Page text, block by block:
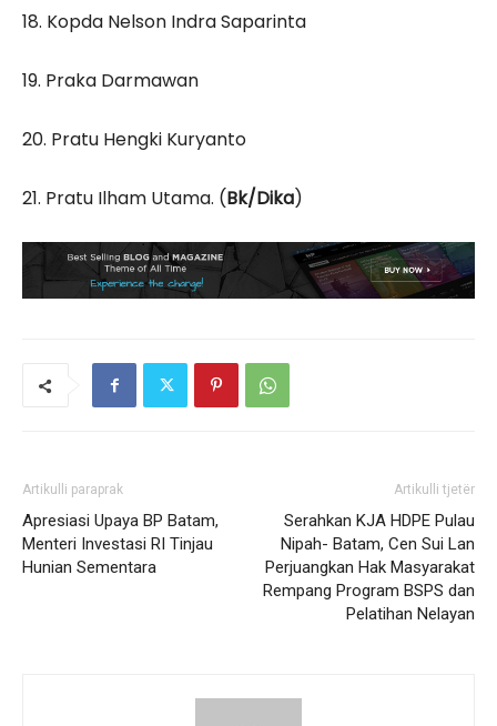
18. Kopda Nelson Indra Saparinta
19. Praka Darmawan
20. Pratu Hengki Kuryanto
21. Pratu Ilham Utama. (Bk/Dika)
Artikulli paraprak
Apresiasi Upaya BP Batam,
Menteri Investasi RI Tinjau
Hunian Sementara
Artikulli tjetër
Serahkan KJA HDPE Pulau
Nipah- Batam, Cen Sui Lan
Perjuangkan Hak Masyarakat
Rempang Program BSPS dan
Pelatihan Nelayan